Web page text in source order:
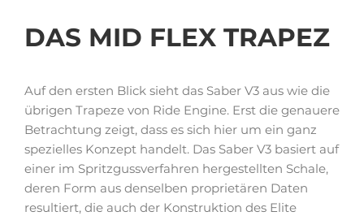
DAS MID FLEX TRAPEZ
Auf den ersten Blick sieht das Saber V3 aus wie die
übrigen Trapeze von Ride Engine. Erst die genauere
Betrachtung zeigt, dass es sich hier um ein ganz
spezielles Konzept handelt. Das Saber V3 basiert auf
einer im Spritzgussverfahren hergestellten Schale,
deren Form aus denselben proprietären Daten
resultiert, die auch der Konstruktion des Elite